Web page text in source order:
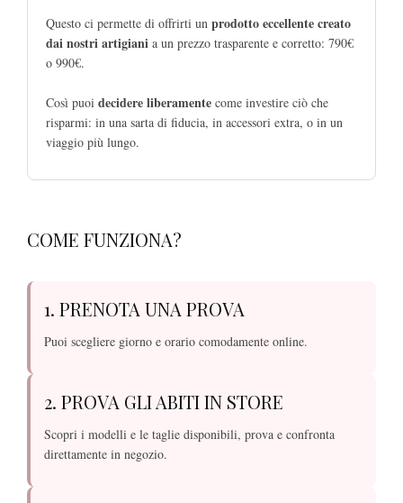
Questo ci permette di offrirti un prodotto eccellente creato
dai nostri artigiani a un prezzo trasparente e corretto: 790€
o 990€.
Così puoi decidere liberamente come investire ciò che
risparmi: in una sarta di fiducia, in accessori extra, o in un
viaggio più lungo.
COME FUNZIONA?
1. PRENOTA UNA PROVA
Puoi scegliere giorno e orario comodamente online.
2. PROVA GLI ABITI IN STORE
Scopri i modelli e le taglie disponibili, prova e confronta
direttamente in negozio.